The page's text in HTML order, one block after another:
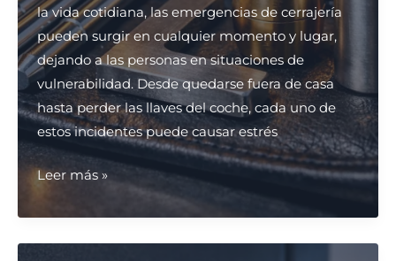
la vida cotidiana, las emergencias de cerrajería
pueden surgir en cualquier momento y lugar,
dejando a las personas en situaciones de
vulnerabilidad. Desde quedarse fuera de casa
hasta perder las llaves del coche, cada uno de
estos incidentes puede causar estrés
¿Qué
tienen
la
Leer más »